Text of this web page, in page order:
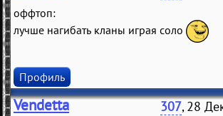
оффтоп:
лучше нагибать кланы играя соло
Профиль
Vendetta 307, 28